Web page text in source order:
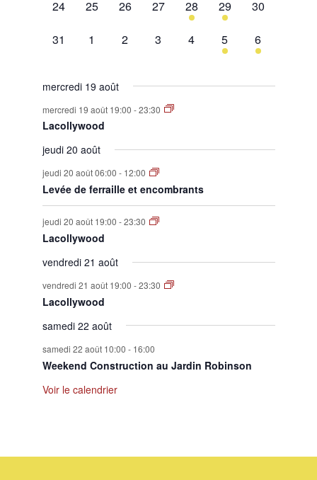
0
24
0
25
0
26
0
évènement,
27
1
évènement,
28
1
évènement,
29
0
30
0
31
0
1
0
2
0
3
0
évènement,
4
1
évènement,
5
1
évènement,
6
mercredi 19 août
mercredi 19 août 19:00 -23:30
Lacollywood
jeudi 20 août
jeudi 20 août 06:00 - 12:00
Levée de ferraille et encombrants
jeudi 20 août 19:00 -23:30
Lacollywood
vendredi 21 août
vendredi 21 août 19:00 -23:30
Lacollywood
samedi 22 août
samedi 22 août 10:00 - 16:00
Weekend Construction au Jardin Robinson
Voir le calendrier